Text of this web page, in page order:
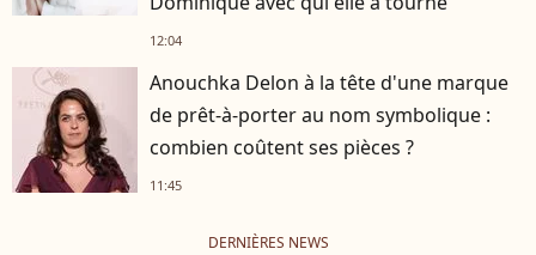
12:04
Anouchka Delon à la tête d'une marque
de prêt-à-porter au nom symbolique :
combien coûtent ses pièces ?
11:45
DERNIÈRES NEWS